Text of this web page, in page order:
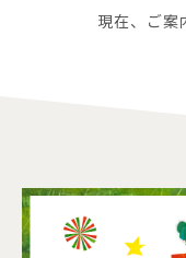
現在、ご案